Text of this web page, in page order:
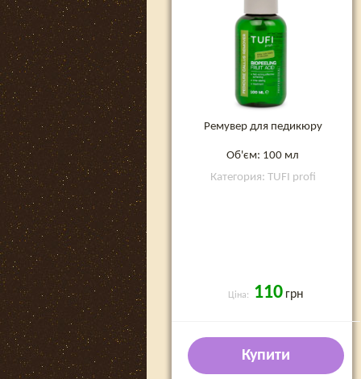
Ремувер для педикюру
Об'єм: 100 мл
Категория: TUFI profi
Ціна: 110 грн
Купити